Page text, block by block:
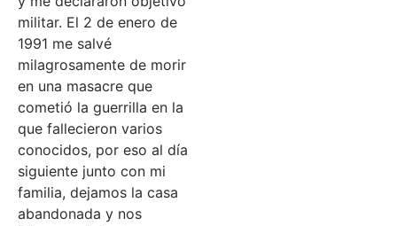
militar. El 2 de enero de
1991 me salvé
milagrosamente de morir
en una masacre que
cometió la guerrilla en la
que fallecieron varios
conocidos, por eso al día
siguiente junto con mi
familia, dejamos la casa
abandonada y nos